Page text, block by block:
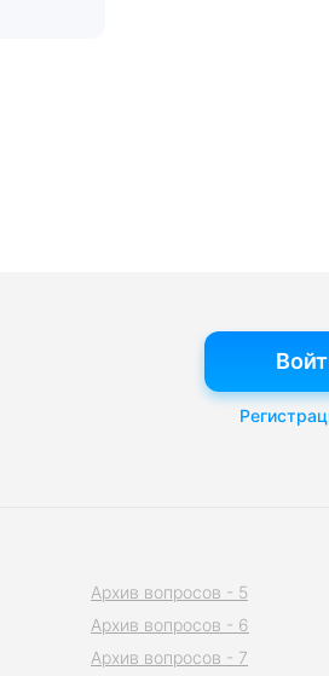
Архив вопросов - 5
Архив вопросов - 6
Архив вопросов - 7